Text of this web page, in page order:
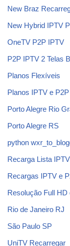
New Braz
New Hybrid IPTV
OneTV P2P IPTV
P2P IPTV 2 Telas
Planos Flexíveis
Planos IPTV e P2P
Porto Alegre Rio
Porto Alegre RS
python
Recarga Lista
Recargas IPTV e
Resolução Full HD
Rio de Janeiro RJ
São Paulo SP
UniTV Recarregar